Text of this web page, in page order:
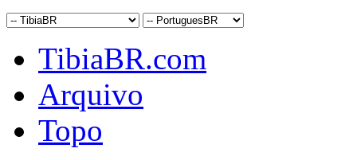
TibiaBR.com
Arquivo
Topo